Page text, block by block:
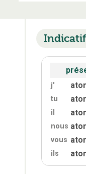
Indicatif
j'
tu
il
nous
vous
ils